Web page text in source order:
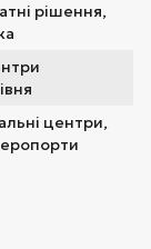
рішення,
центри,